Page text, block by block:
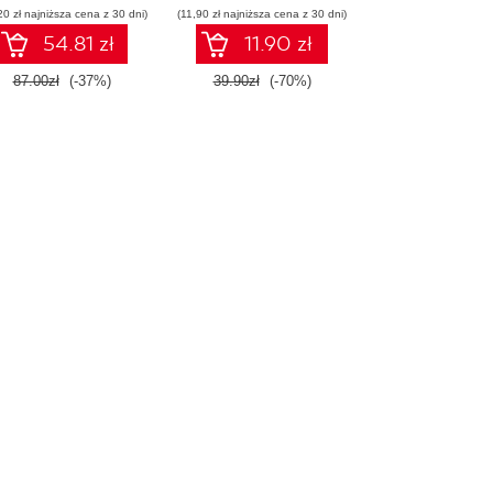
promptów z
OpenAI
dla zwiększenia
produktywności i
zł najniższa cena z 30 dni)
54.81 zł
87.00zł (-37%)
(11,90 zł najniższa cena z 30 dni)
11.90 zł
39.90zł (-70%)